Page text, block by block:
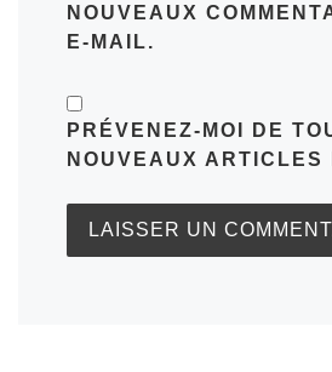
NOUVEAUX
E-MAIL.
PRÉVENEZ-MOI DE
NOUVEAUX ARTICLES